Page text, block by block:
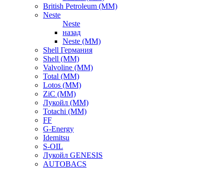
British Petroleum (ММ)
Neste
Neste
назад
Neste (ММ)
Shell Германия
Shell (ММ)
Valvoline (ММ)
Total (ММ)
Lotos (ММ)
ZiC (ММ)
Лукойл (ММ)
Totachi (MM)
FF
G-Energy
Idemitsu
S-OIL
Лукойл GENESIS
AUTOBACS